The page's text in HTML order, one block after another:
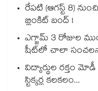
రేపటి (ఆగస్ట్ 8)
బ్లింకిట్ బంద్ !
ఎగ్జామ్ 3 రోజుల
షీట్‎లో చాలా
విద్యార్థుల రక్తం
స్టిక్కర్ల కలకలం...